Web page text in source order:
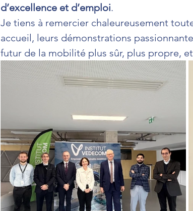
d’excellence et d’emploi.
Je tiens à remercier chaleureusement
accueil, leurs démonstrations
futur de la mobilité plus sûr, plus propre,